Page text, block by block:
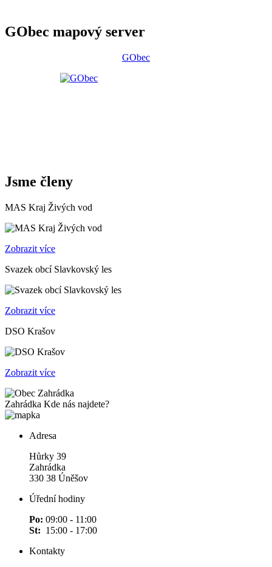
GObec mapový server
GObec
Jsme členy
MAS Kraj Živých vod
Zobrazit více
Svazek obcí Slavkovský les
Zobrazit více
DSO Krašov
Zobrazit více
Zahrádka Kde nás najdete?
Adresa
Hůrky 39
Zahrádka
330 38 Úněšov
Úřední hodiny
Po: 09:00 - 11:00
St: 15:00 - 17:00
Kontakty